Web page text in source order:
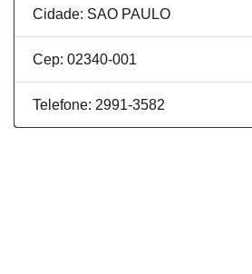
Cidade: SAO PAULO
Cep: 02340-001
Telefone: 2991-3582